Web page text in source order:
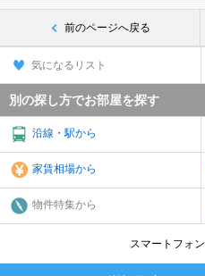
前のページへ戻る
気になるリスト
別の探し方でお部屋を探す
沿線・駅から
家賃相場から
物件特集から
スマートフォン